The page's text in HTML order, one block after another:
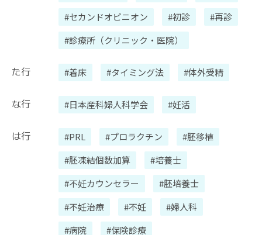
#セカンドオピニオン
#初診
#再診
#診療所（クリニック・医院）
た行 #着床 #タイミング法 #体外受精
な行 #日本産科婦人科学会 #妊活
は行 #PRL #プロラクチン
#胚移植
#胚凍結個数加算
#培養士
#不妊カウンセラー
#胚培養士
#不妊治療
#不妊
#婦人科
#病院
#保険診療